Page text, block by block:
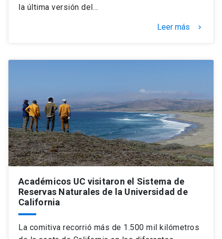
la última versión del…
Leer más keyboard_arrow_right
Académicos UC visitaron el Sistema de
Reservas Naturales de la Universidad de
California
La comitiva recorrió más de 1.500 mil kilómetros